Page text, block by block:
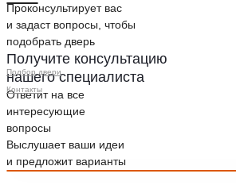
Проконсультирует вас
и задаст вопросы, чтобы
подобрать дверь
Получите консультацию
нашего специалиста
Ответит на все
интересующие
вопросы
Выслушает ваши идеи
и предложит варианты
Подбор двери
Контакты